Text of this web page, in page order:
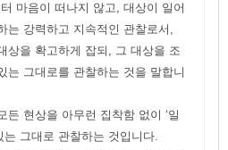
마음이 떠나지 않고, 대상이 일어
는 강력하고 지속적인 관찰로서,
상을 확고하게 잡되, 그 대상을 조
는 그대로를 관찰하는 것을 말합니
든 현상을 아무런 집착함 없이 ‘일
는 그대로 관찰하는 것입니다.